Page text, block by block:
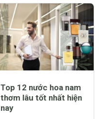
Top 12 nước hoa nam
thơm lâu tốt nhất hiện
nay